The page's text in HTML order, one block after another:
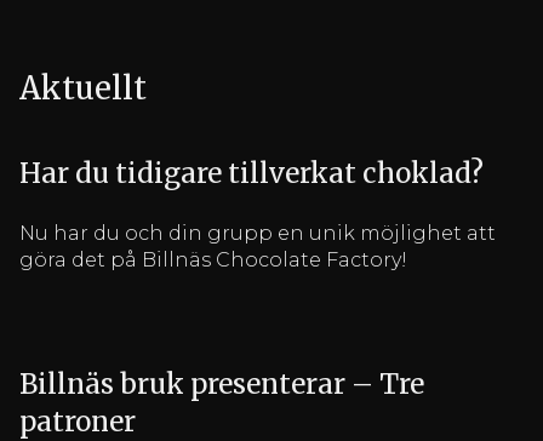
Aktuellt
Har du tidigare tillverkat choklad?
Nu har du och din grupp en unik möjlighet att
göra det på Billnäs Chocolate Factory!
Billnäs bruk presenterar – Tre
patroner